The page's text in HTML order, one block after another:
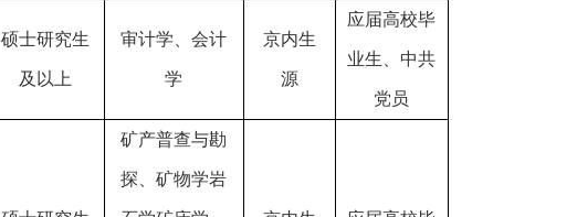
硕士研究生
及以上
审计学、会计
学
京内生
源
应届高校毕
业生、中共
党员
矿产普查与勘
探、矿物学岩